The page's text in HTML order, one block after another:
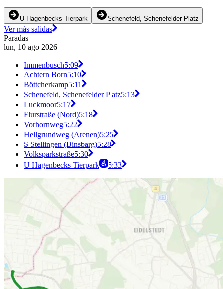
U Hagenbecks Tierpark Schenefeld, Schenefelder Platz
Ver más salidas
Paradas
lun, 10 ago 2026
Immenbusch5:09
Achtern Born5:10
Böttcherkamp5:11
Schenefeld, Schenefelder Platz5:13
Luckmoor5:17
Flurstraße (Nord)5:18
Vorhornweg5:22
Hellgrundweg (Arenen)5:25
S Stellingen (Binsbarg)5:28
Volksparkstraße5:30
U Hagenbecks Tierpark
5:33